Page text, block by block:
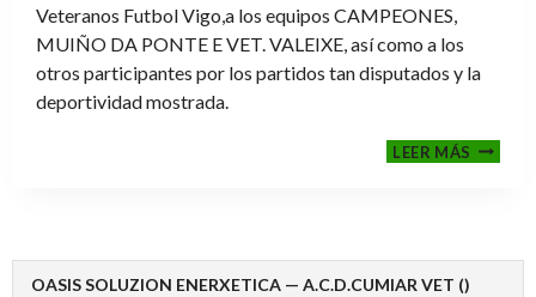
Veteranos Futbol Vigo,a los equipos CAMPEONES,
MUIÑO DA PONTE E VET. VALEIXE, así como a los
otros participantes por los partidos tan disputados y la
deportividad mostrada.
LEER MÁS
2024-
OASIS SOLUZION ENERXETICA — A.C.D.CUMIAR VET ()